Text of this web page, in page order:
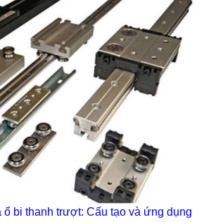
ổ bi thanh trượt: Cấu tạo và ứng dụng